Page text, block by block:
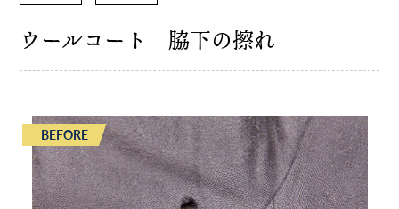
ウールコート 脇下の擦れ
BEFORE